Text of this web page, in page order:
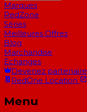
Marques
RedZone
Séries
Meilleures Offres
Blog
Marchandise
Échanges
Devenez partenaire
RedOne Location
Menu